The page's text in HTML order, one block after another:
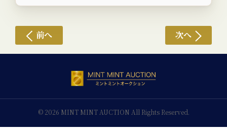
前へ 次へ
© 2026 MINT MINT AUCTION All Rights Reserved.